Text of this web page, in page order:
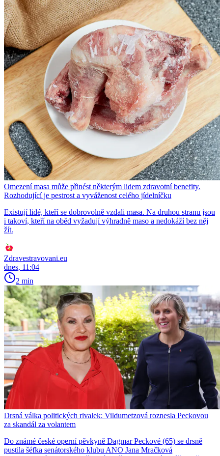
Omezení masa může přinést některým lidem zdravotní benefity.
Rozhodující je pestrost a vyváženost celého jídelníčku
Existují lidé, kteří se dobrovolně vzdali masa. Na druhou stranu jsou
i takoví, kteří na oběd vyžadují výhradně maso a nedokáží bez něj
žít.
Zdravestravovani.eu
dnes, 11:04
2 min
Drsná válka politických rivalek: Vildumetzová roznesla Peckovou
za skandál za volantem
Do známé české operní pěvkyně Dagmar Peckové (65) se drsně
pustila šéfka senátorského klubu ANO Jana Mračková